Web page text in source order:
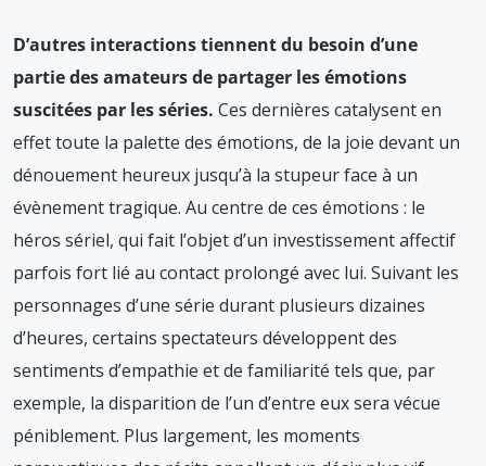
D’autres interactions tiennent du besoin d’une
partie des amateurs de partager les émotions
suscitées par les séries. Ces dernières catalysent en
effet toute la palette des émotions, de la joie devant un
dénouement heureux jusqu’à la stupeur face à un
évènement tragique. Au centre de ces émotions : le
héros sériel, qui fait l’objet d’un investissement affectif
parfois fort lié au contact prolongé avec lui. Suivant les
personnages d’une série durant plusieurs dizaines
d’heures, certains spectateurs développent des
sentiments d’empathie et de familiarité tels que, par
exemple, la disparition de l’un d’entre eux sera vécue
péniblement. Plus largement, les moments